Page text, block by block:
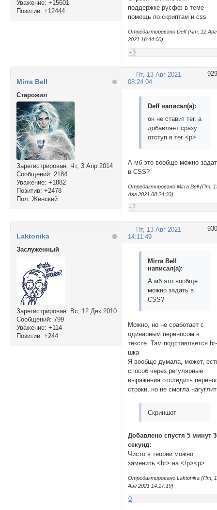
Уважение: +15601
Позитив: +12444
поддержке русфф в теме
помощь по скриптам и css
Отредактировано Deff (Чт, 12 Авг
2021 16:44:00)
+3
929
Пт, 13 Авг 2021
08:24:04
Mirra Bell
Cтарожил
Зарегистрирован: Чт, 3 Апр 2014
Сообщений: 2184
Уважение: +1882
Позитив: +2478
Пол: Женский
Deff написал(а):
он не ставит тег, а
добавляет сразу
отступ в тег <p>
А мб это вообще можно
в CSS?
Отредактировано Mirra Bell (Пт,
Авг 2021 08:24:33)
+2
930
Пт, 13 Авг 2021
14:11:49
Laktonika
Заслуженный
Зарегистрирован: Вс, 12 Дек 2010
Сообщений: 799
Уважение: +114
Позитив: +244
Mirra Bell
написал(а):
А мб это вообще
можно задать в
CSS?
Можно, но не сработает с
одинарным переносом в
тексте. Там подставляется br-
шка
Я вообще думала, может,
способ через регулярные
выражения отследить
строки, но не смогла
Скриншот
Добавлено спустя 5 минут
секунд:
Чисто в теории можно
заменить <br> на </p><p>...
Отредактировано Laktonika (Пт,
Авг 2021 14:17:19)
0